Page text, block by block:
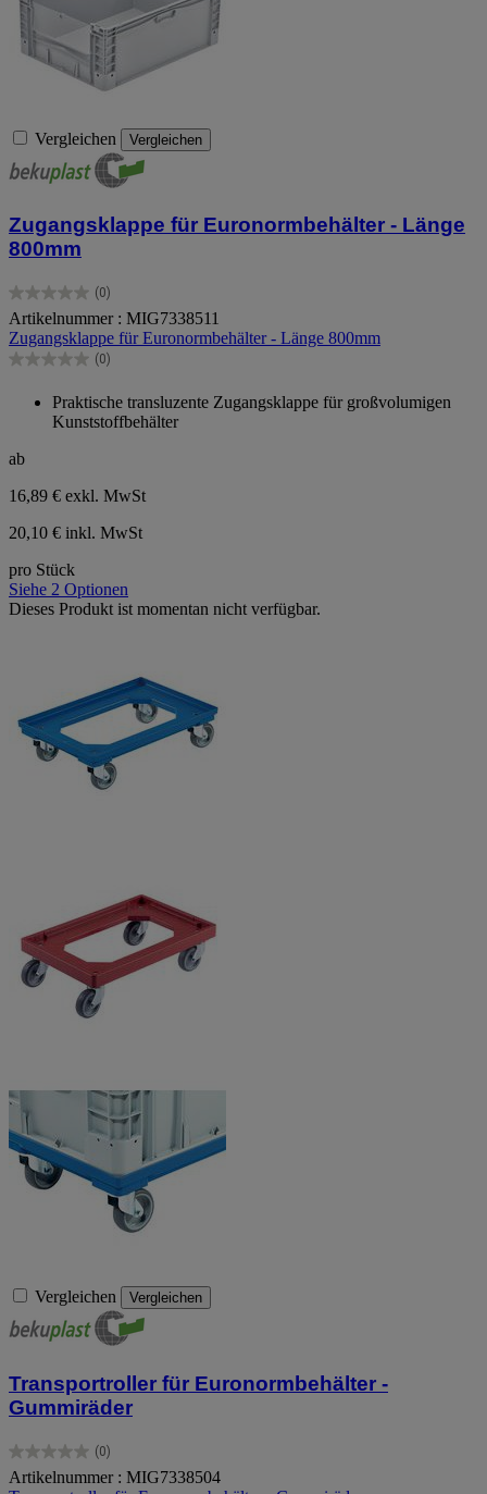
Vergleichen Vergleichen
Zugangsklappe für Euronormbehälter - Länge
800mm
(0)
0.0
von
5
Sternen.
Artikelnummer : MIG7338511
Zugangsklappe für Euronormbehälter - Länge 800mm
(0)
0.0
Sternen.
Praktische transluzente Zugangsklappe für großvolumigen
Kunststoffbehälter
ab
16,89 € exkl. MwSt
20,10 € inkl. MwSt
pro Stück
Siehe 2 Optionen
Dieses Produkt ist momentan nicht verfügbar.
Vergleichen Vergleichen
Transportroller für Euronormbehälter -
Gummiräder
(0)
0.0
von
Artikelnummer : MIG7338504